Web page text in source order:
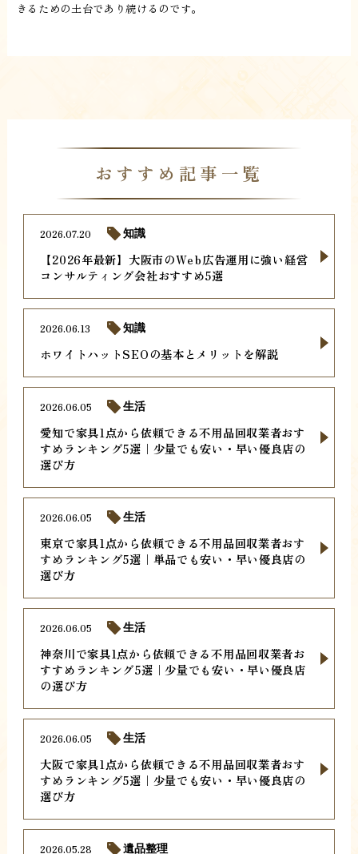
きるための土台であり続けるのです。
おすすめ記事一覧
【2026年最新】大阪市のWeb広告運用に強い経営
コンサルティング会社おすすめ5選
2026.07.20 知識
ホワイトハットSEOの基本とメリットを解説
2026.06.13 知識
愛知で家具1点から依頼できる不用品回収業者おす
すめランキング5選｜少量でも安い・早い優良店の
選び方
2026.06.05 生活
東京で家具1点から依頼できる不用品回収業者おす
すめランキング5選｜単品でも安い・早い優良店の
選び方
2026.06.05 生活
神奈川で家具1点から依頼できる不用品回収業者お
すすめランキング5選｜少量でも安い・早い優良店
の選び方
2026.06.05 生活
大阪で家具1点から依頼できる不用品回収業者おす
すめランキング5選｜少量でも安い・早い優良店の
選び方
2026.06.05 生活
2026.05.28 遺品整理